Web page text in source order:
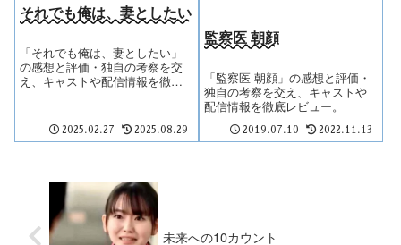
それでも俺は、妻としたい
「それでも俺は、妻としたい」
の感想と評価・独自の考察を交
え、キャストや配信情報を徹底
2025.02.27 2025.08.29
監察医 朝顔
「監察医 朝顔」の感想と評価・
独自の考察を交え、キャストや
配信情報を徹底レビュー。
2019.07.10 2022.11.13
未来への10カウント